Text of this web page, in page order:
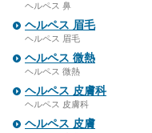
ヘルペス 鼻
ヘルペス 眉毛
ヘルペス 眉毛
ヘルペス 微熱
ヘルペス 微熱
ヘルペス 皮膚科
ヘルペス 皮膚科
ヘルペス 皮膚